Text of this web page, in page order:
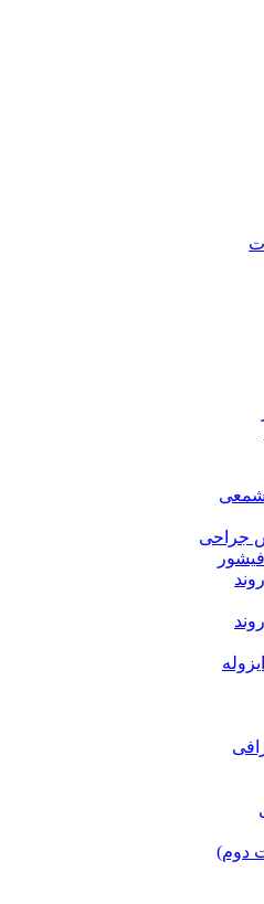
جراحی
فیشور
روند
روند
دوم)